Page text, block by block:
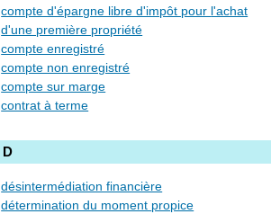
compte d'épargne libre d'impôt pour l'achat
d'une première propriété
compte enregistré
compte non enregistré
compte sur marge
contrat à terme
D
désintermédiation financière
détermination du moment propice